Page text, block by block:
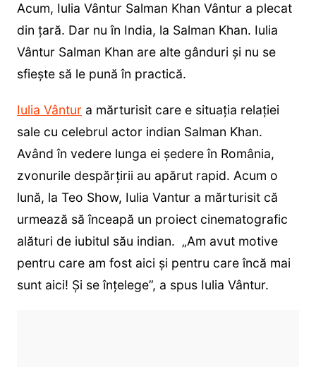
Acum, Iulia Vântur Salman Khan Vântur a plecat
din țară. Dar nu în India, la Salman Khan. Iulia
Vântur Salman Khan are alte gânduri și nu se
sfiește să le pună în practică.
Iulia Vântura mărturisit care e situația relației
sale cu celebrul actor indian Salman Khan.
Având în vedere lunga ei ședere în România,
zvonurile despărțirii au apărut rapid. Acum o
lună, la Teo Show, Iulia Vantur a mărturisit că
urmează să înceapă un proiect cinematografic
alături de iubitul său indian. „Am avut motive
pentru care am fost aici și pentru care încă mai
sunt aici! Și se înțelege”, a spus Iulia Vântur.